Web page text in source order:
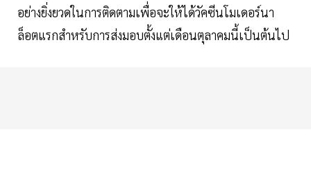
อย่างยิ่งยวดในการติดตามเพื่อจะให้ได้วัคซีนโมเดอร์นา
ล็อตแรกสำหรับการส่งมอบตั้งแต่เดือนตุลาคมนี้เป็นต้นไป